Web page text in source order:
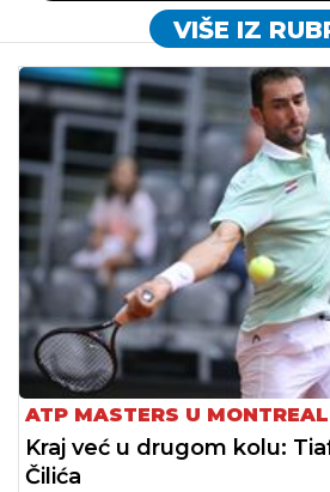
VIŠE IZ
ATP MASTERS U
Kraj već u drugom kolu:
Čilića